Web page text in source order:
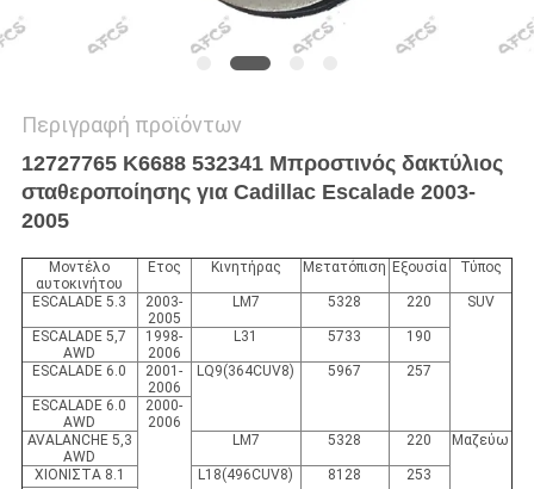
Περιγραφή προϊόντων
12727765 K6688 532341 Μπροστινός δακτύλιος
σταθεροποίησης για Cadillac Escalade 2003-
2005
Μοντέλο
αυτοκινήτου
Ετος Κινητήρας Μετατόπιση Εξουσία Τύπος
ESCALADE 5.3
2003-
2005
LM7 5328 220 SUV
ESCALADE 5,7
AWD
1998-
2006
L31 5733 190
ESCALADE 6.0
2001-
2006
LQ9(364CUV8) 5967 257
ESCALADE 6.0
AWD
2000-
2006
AVALANCHE 5,3
AWD
LM7 5328 220 Μαζεύω
ΧΙΟΝΙΣΤΑ 8.1 L18(496CUV8) 8128
253